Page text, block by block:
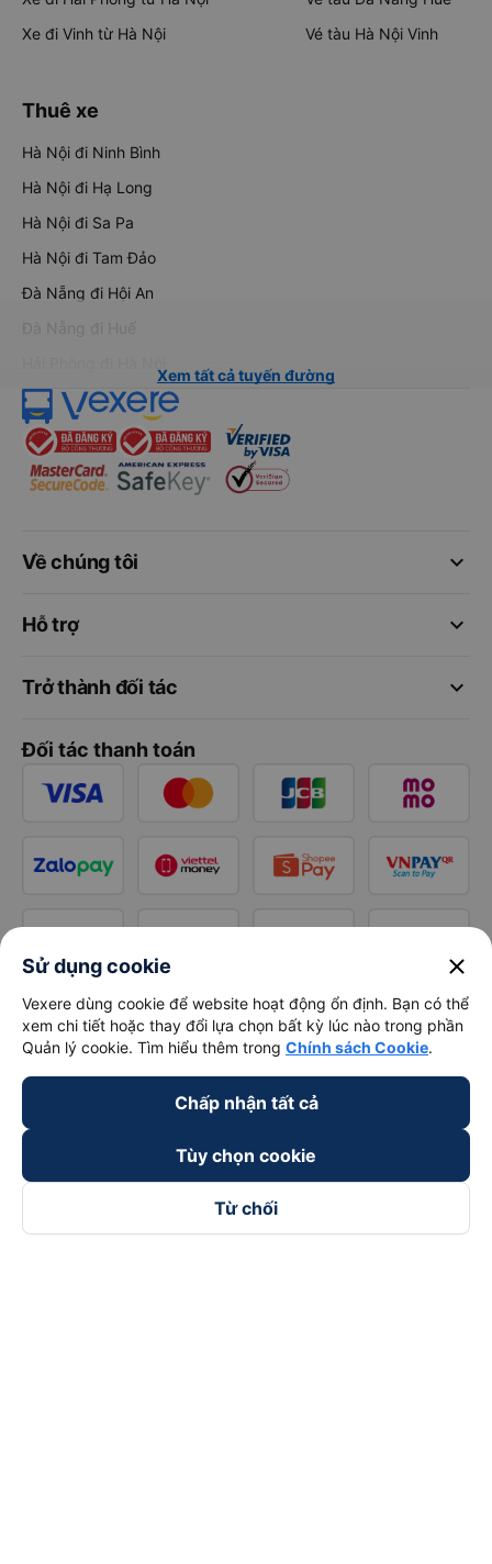
Xe đi Vinh từ Hà Nội
Vé tàu Hà Nội Vinh
Thuê xe
Hà Nội đi Ninh Bình
Hà Nội đi Hạ Long
Hà Nội đi Sa Pa
Hà Nội đi Tam Đảo
Đà Nẵng đi Hội An
Đà Nẵng đi Huế
Xem tất cả tuyến đường
keyboard_arrow_down
Về chúng tôi
keyboard_arrow_down
Hỗ trợ
keyboard_arrow_down
Trở thành đối tác
Đối tác thanh toán
Sử dụng cookie close
Vexere dùng cookie để website hoạt động ổn định. Bạn có thể
xem chi tiết hoặc thay đổi lựa chọn bất kỳ lúc nào trong phần
Quản lý cookie. Tìm hiểu thêm trong Chính sách Cookie.
Chấp nhận tất cả
Tùy chọn cookie
Từ chối